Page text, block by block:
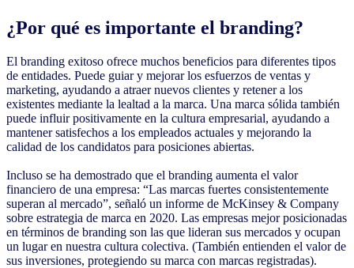
¿Por qué es importante el branding?
El branding exitoso ofrece muchos beneficios para diferentes tipos
de entidades. Puede guiar y mejorar los esfuerzos de ventas y
marketing, ayudando a atraer nuevos clientes y retener a los
existentes mediante la lealtad a la marca. Una marca sólida también
puede influir positivamente en la cultura empresarial, ayudando a
mantener satisfechos a los empleados actuales y mejorando la
calidad de los candidatos para posiciones abiertas.
Incluso se ha demostrado que el branding aumenta el valor
financiero de una empresa: “Las marcas fuertes consistentemente
superan al mercado”, señaló un informe de McKinsey & Company
sobre estrategia de marca en 2020. Las empresas mejor posicionadas
en términos de branding son las que lideran sus mercados y ocupan
un lugar en nuestra cultura colectiva. (También entienden el valor de
sus inversiones, protegiendo su marca con marcas registradas).